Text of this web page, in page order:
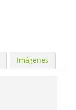
Imágenes